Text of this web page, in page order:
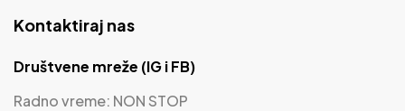
Kontaktiraj nas
Društvene mreže (IG i FB)
Radno vreme: NON STOP